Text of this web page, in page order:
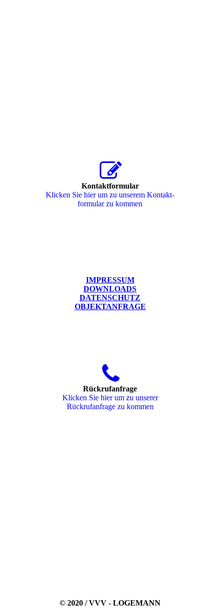
Kontaktformular
Klicken Sie hier um zu unserem Kon­takt­
for­mu­lar zu kommen
IMPRESSUM
DOWNLOADS
DATENSCHUTZ
OBJEKTANFRAGE
Rückrufanfrage
Klicken Sie hier um zu unserer
Rückrufanfrage zu kommen
© 2020 / VVV - LOGEMANN